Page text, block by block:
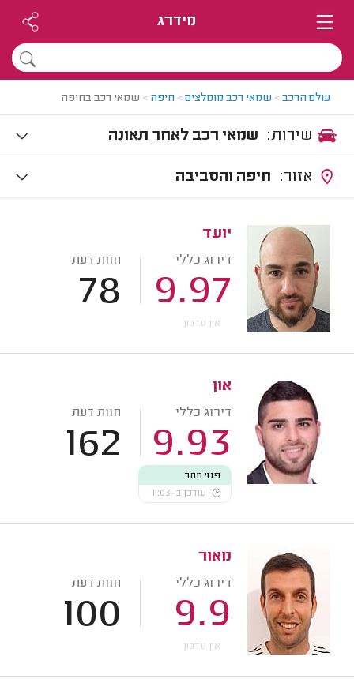
מידרג
עולם הרכב> שמאי רכב מומלצים> חיפה > שמאי רכב בחיפה
שמאי רכב לאחר תאונה
חיפה והסביבה
יועד
דירוג כללי
9.97
חוות דעת
78
אין עדכון
און
דירוג כללי
9.93
חוות דעת
162
פנוי מחר
עודכן ב-11:03
מאור
דירוג כללי
9.9
חוות דעת
100
אין עדכון